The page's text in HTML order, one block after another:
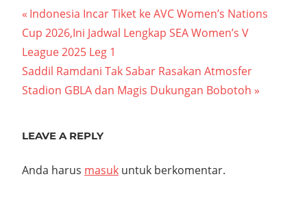
Navigasi
pos
Previous
Post:
Indonesia Incar Tiket ke AVC Women’s Nations
Cup 2026,Ini Jadwal Lengkap SEA Women’s V
League 2025 Leg 1
Next
Post:
Saddil Ramdani Tak Sabar Rasakan Atmosfer
Stadion GBLA dan Magis Dukungan Bobotoh
LEAVE A REPLY
Anda harus masuk untuk berkomentar.